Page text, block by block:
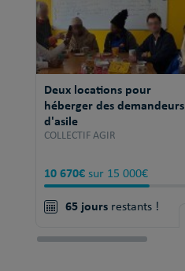
Deux locations pour
héberger des demandeurs
d'asile
COLLECTIF AGIR
10 670€ sur 15 000€
65 jours restants !